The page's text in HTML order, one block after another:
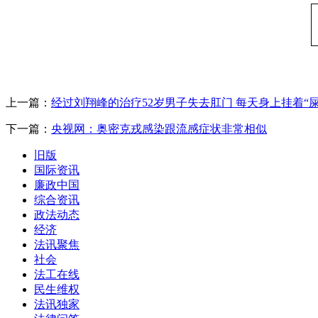
上一篇： 经过刘翔峰的治疗52岁男子失去肛门 每天身上挂着“
下一篇： 央视网：奥密克戎感染跟流感症状非常相似
旧版
国际资讯
廉政中国
综合资讯
政法动态
经济
法讯聚焦
社会
法工在线
民生维权
法讯独家